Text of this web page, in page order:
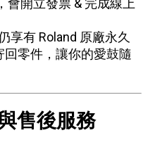
開立發票 & 完成線上
有 Roland 原廠永久
零件，讓你的愛鼓隨
售後服務